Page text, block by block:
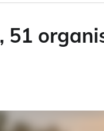
51